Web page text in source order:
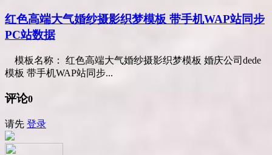
红色高端大气婚纱摄影织梦模板 带手机WAP站同步
PC站数据
模板名称： 红色高端大气婚纱摄影织梦模板 婚庆公司dede
模板 带手机WAP站同步...
评论0
请先 登录